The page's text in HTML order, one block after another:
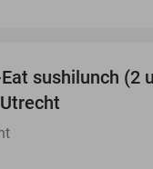
sushilunch (2